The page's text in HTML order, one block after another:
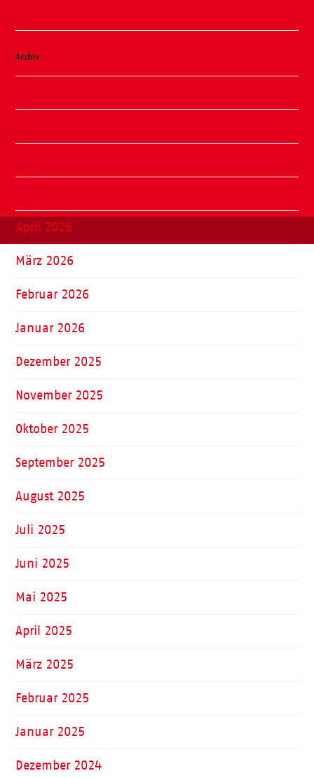
Archiv
April 2026
März 2026
Februar 2026
Januar 2026
Dezember 2025
November 2025
Oktober 2025
September 2025
August 2025
Juli 2025
Juni 2025
Mai 2025
April 2025
März 2025
Februar 2025
Januar 2025
Dezember 2024